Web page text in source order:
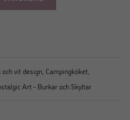
och vit design Campingköket
Art - Burkar och Skyltar